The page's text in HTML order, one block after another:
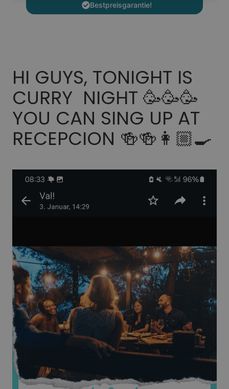
Bestpreisgarantie!
HI GUYS, TONIGHT IS
CURRY NIGHT 🥳🥳🥳
YOU CAN SING UP AT
RECEPCION 🍻🍻👩🏼‍🍳